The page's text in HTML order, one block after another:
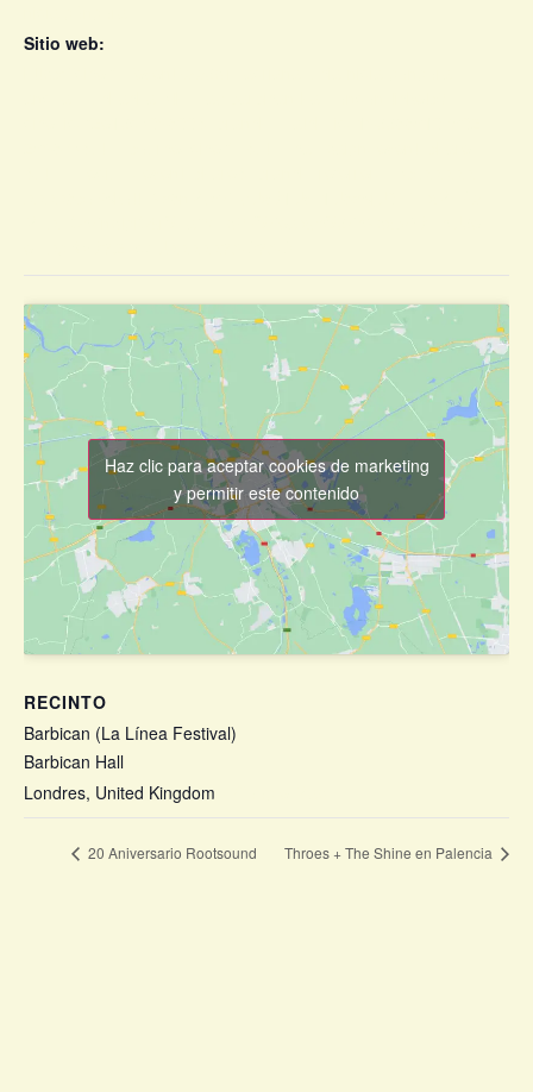
Sitio web:
RECINTO
Barbican (La Línea Festival)
Barbican Hall
Londres, United Kingdom
Haz clic para aceptar cookies de marketing
y permitir este contenido
20 Aniversario Rootsound Throes + The Shine en Palencia